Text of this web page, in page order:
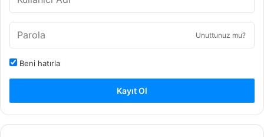
Unuttunuz mu?
Beni hatırla
Kayıt Ol